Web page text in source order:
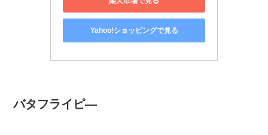
Yahoo!ショッピングで見る
バタフライピ―